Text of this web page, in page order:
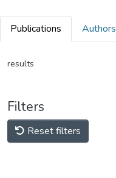
Publications Authors
results
Filters
Reset filters